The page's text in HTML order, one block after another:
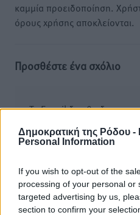
Δημοκρατική της Ρόδου -
Personal Information
If you wish to opt-out of the
processing of your personal or
targeted advertising by us,
section to confirm your
καμμία προειδοποίηση.
όρους χρήσης αποκλείονται.
Προσθέστε ένα σχόλιο
Το E-mail δεν θα
υποβολή του σχολίου.
Όνοματεπώνυμο